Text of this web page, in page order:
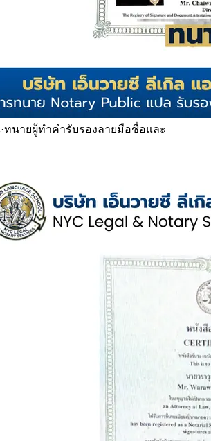
·ทนายผู้ทำคำรับรองลายมือชื่อและ